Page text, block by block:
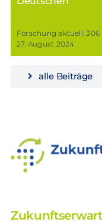
Forschung aktuell, 306
27. August 2024
alle Beiträge